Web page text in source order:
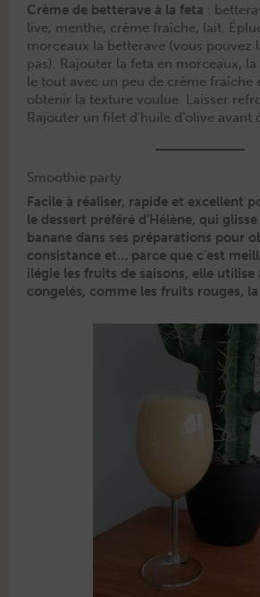
Crème de bet­ter­ave à la feta :
live, men­the, crème fraîche, lait.
morceaux la bet­ter­ave (vous pou­vez
pas). Rajouter la feta en morceaux,
le tout avec un peu de crème fraîche
obtenir la tex­ture voulue. Laiss­er
Rajouter un filet d’huile d’o­live avant
Smoothie party
Facile à réalis­er, rapi­de et excel­lent
le dessert préféré d’Hélène, qui
banane dans ses pré­pa­ra­tions pour
con­sis­tance et… parce que c’est
ilégie les fruits de saisons, elle utilise
con­gelés, comme les fruits rouges,